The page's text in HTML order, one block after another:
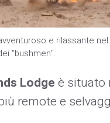
e rilassante
"bushmen".
Lodgeè situato
remote e